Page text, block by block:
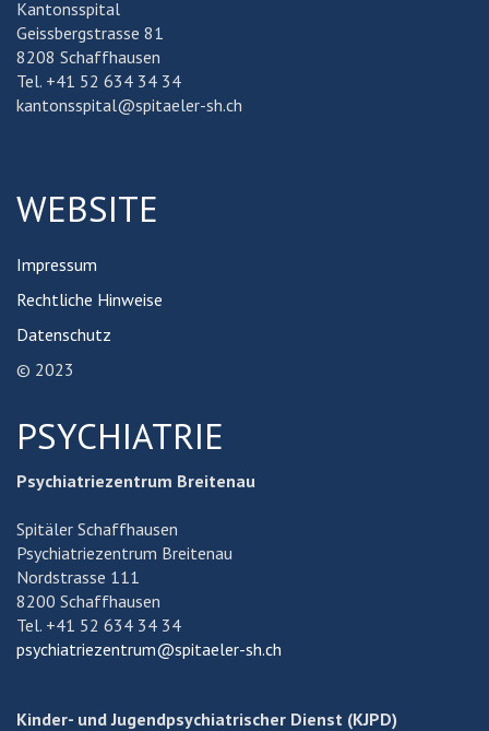
Kantonsspital
Geissbergstrasse 81
8208 Schaffhausen
Tel. +41 52 634 34 34
kantonsspital@spitaeler-sh.ch
WEBSITE
Impressum
Rechtliche Hinweise
Datenschutz
© 2023
PSYCHIATRIE
Psychiatriezentrum Breitenau
Spitäler Schaffhausen
Psychiatriezentrum Breitenau
Nordstrasse 111
8200 Schaffhausen
Tel. +41 52 634 34 34
psychiatriezentrum@spitaeler-sh.ch
Kinder- und Jugendpsychiatrischer Dienst (KJPD)